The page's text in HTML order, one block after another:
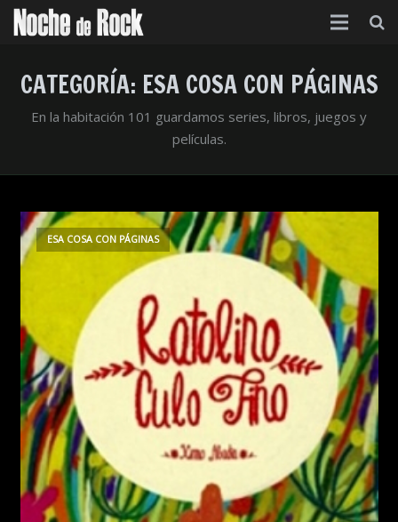
Contacto
Acerca de
CATEGORÍA: ESA COSA CON PÁGINAS
En la habitación 101 guardamos series, libros, juegos y
películas.
ESA COSA CON PÁGINAS